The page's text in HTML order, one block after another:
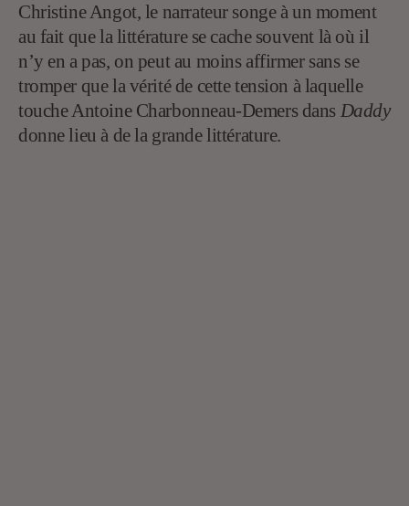
Christine Angot, le narrateur songe à un moment
au fait que la littérature se cache souvent là où il
n’y en a pas, on peut au moins affirmer sans se
tromper que la vérité de cette tension à laquelle
touche Antoine Charbonneau-Demers dans Daddy
donne lieu à de la grande littérature.